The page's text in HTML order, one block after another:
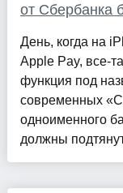
от Сбербанка
День, когда на
Apple Pay, все-
функция под
современных
одноименного
должны